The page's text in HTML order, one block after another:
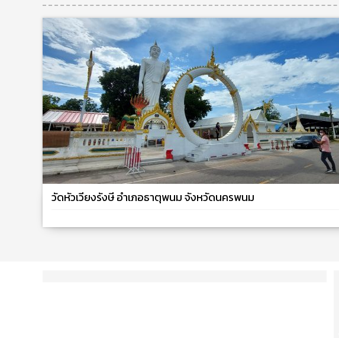
วัดหัวเวียงรังษี อำเภอธาตุพนม จังหวัดนครพนม